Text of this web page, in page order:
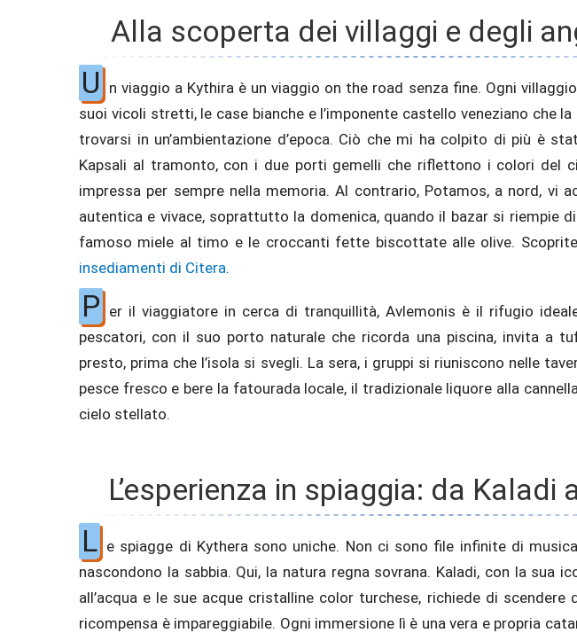
Alla scoperta dei villaggi e degli
U
n viaggio a Kythira è un viaggio on the road senza fine. Ogni
suoi vicoli stretti, le case bianche e l’imponente castello veneziano che
trovarsi in un’ambientazione d’epoca. Ciò che mi ha colpito di più è
Kapsali al tramonto, con i due porti gemelli che riflettono i colori del
impressa per sempre nella memoria. Al contrario, Potamos, a nord, vi
autentica e vivace, soprattutto la domenica, quando il bazar si riempie
famoso miele al timo e le croccanti fette biscottate alle olive.
insediamenti di Citera.
P er il viaggiatore in cerca di tranquillità, Avlemonis è il rifugio
pescatori, con il suo porto naturale che ricorda una piscina, invita a
presto, prima che l’isola si svegli. La sera, i gruppi si riuniscono nelle
pesce fresco e bere la fatourada locale, il tradizionale liquore alla
cielo stellato.
L’esperienza in spiaggia: da Kaladi
L e spiagge di Kythera sono uniche. Non ci sono file infinite di
nascondono la sabbia. Qui, la natura regna sovrana. Kaladi, con la sua
all’acqua e le sue acque cristalline color turchese, richiede di scendere
ricompensa è impareggiabile. Ogni immersione lì è una vera e propria